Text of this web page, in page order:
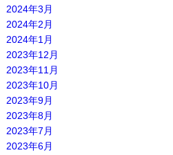
2024年3月
2024年2月
2024年1月
2023年12月
2023年11月
2023年10月
2023年9月
2023年8月
2023年7月
2023年6月